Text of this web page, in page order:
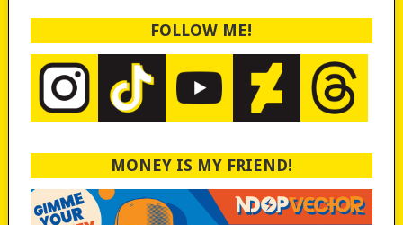
FOLLOW ME!
MONEY IS MY FRIEND!